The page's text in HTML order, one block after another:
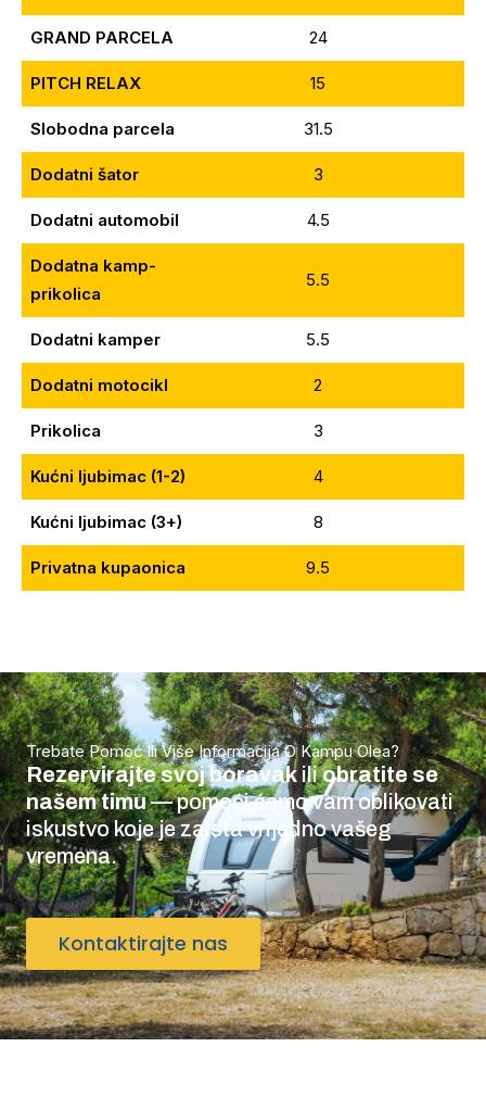
GRAND PARCELA 24
PITCH RELAX 15
Slobodna parcela 31.5
Dodatni šator 3
Dodatni automobil 4.5
Dodatna kamp-
prikolica
5.5
Dodatni kamper 5.5
Dodatni motocikl 2
Prikolica 3
Kućni ljubimac (1-2) 4
Kućni ljubimac (3+) 8
Privatna kupaonica 9.5
Trebate Pomoć Ili Više Informacija O Kampu Olea?
Rezervirajte svoj boravakiliobratite se
našem timu— pomoći ćemo vam oblikovati
iskustvo koje je zaista vrijedno vašeg
vremena.
Kontaktirajte nas